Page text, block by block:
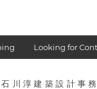
Looking for
川淳建築設計事